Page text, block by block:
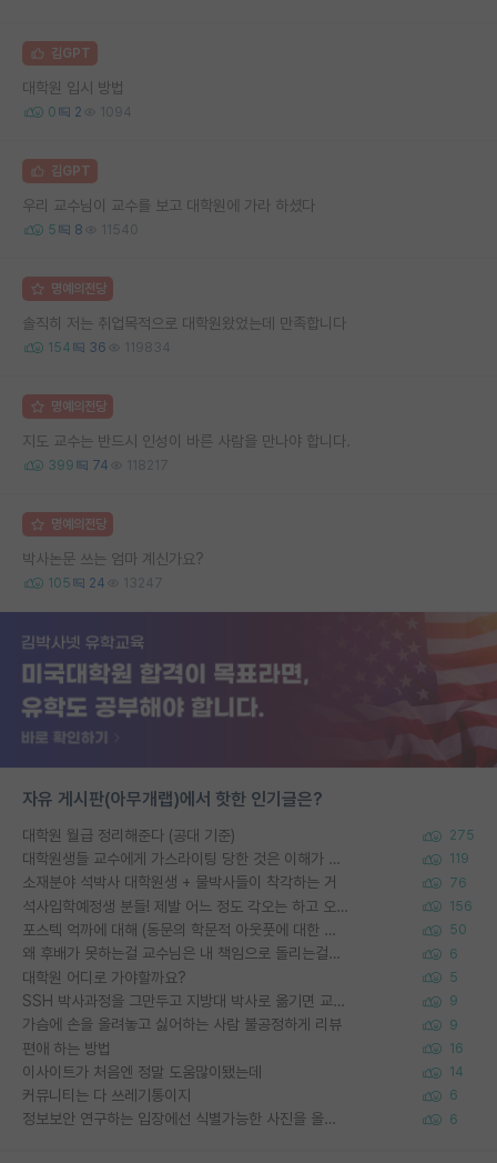
김GPT
대학원 입시 방법
0 2 1094
김GPT
우리 교수님이 교수를 보고 대학원에 가라 하셨다
5 8 11540
명예의전당
솔직히 저는 취업목적으로 대학원왔었는데 만족합니다
154 36 119834
명예의전당
지도 교수는 반드시 인성이 바른 사람을 만나야 합니다.
399 74 118217
명예의전당
박사논문 쓰는 엄마 계신가요?
105 24 13247
자유 게시판(아무개랩)에서 핫한 인기글은?
대학원 월급 정리해준다 (공대 기준) 275
대학원생들 교수에게 가스라이팅 당한 것은 이해가 갑니다. 안타깝네요. 119
소재분야 석박사 대학원생 + 물박사들이 착각하는 거 76
석사입학예정생 분들! 제발 어느 정도 각오는 하고 오세요. 156
포스텍 억까에 대해 (동문의 학문적 아웃풋에 대한 반박) 50
왜 후배가 못하는걸 교수님은 내 책임으로 돌리는걸까요? 6
대학원 어디로 가야할까요? 5
SSH 박사과정을 그만두고 지방대 박사로 옮기면 교수의 꿈은 끝일까요? 9
가슴에 손을 올려놓고 싫어하는 사람 불공정하게 리뷰 9
편애 하는 방법 16
이사이트가 처음엔 정말 도움많이됐는데 14
커뮤니티는 다 쓰레기통이지 6
정보보안 연구하는 입장에선 식별가능한 사진을 올리는건 비추이긴함 6